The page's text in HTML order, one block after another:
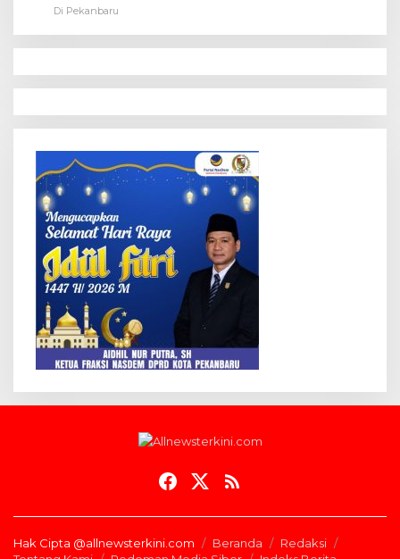
Umum Jelang Hari Kemerdekaan
Di Pekanbaru
Hak Cipta @allnewsterkini.com Beranda
Redaksi